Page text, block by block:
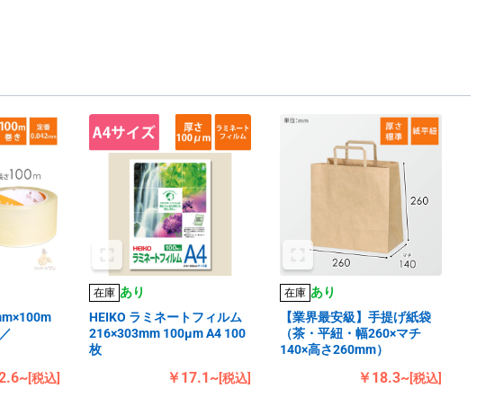
[税込]
在庫 あり
HEIKO ラミネートフィルム
216×303mm 100μm A4 100
枚
￥17.1~[税込]
在庫 あり
【業界最安級】手提げ紙袋
（茶・平紐・幅260×マチ
140×高さ260mm）
￥18.3~[税込]